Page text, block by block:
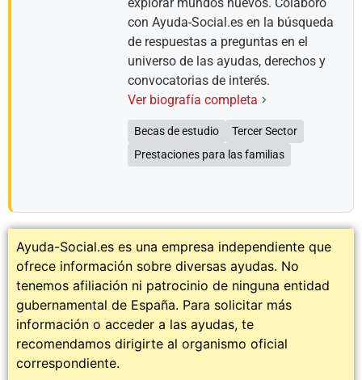
con Ayuda-Social.es en la búsqueda
de respuestas a preguntas en el
universo de las ayudas, derechos y
convocatorias de interés.
Ver biografía completa
Becas de estudio
Tercer Sector
Prestaciones para las familias
Ayuda-Social.es es una empresa independiente que
ofrece información sobre diversas ayudas. No
tenemos afiliación ni patrocinio de ninguna entidad
gubernamental de España. Para solicitar más
información o acceder a las ayudas, te
recomendamos dirigirte al organismo oficial
correspondiente.